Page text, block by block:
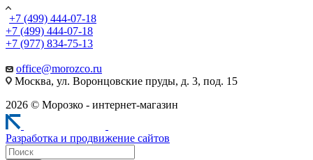
+7 (499) 444-07-18
+7 (499) 444-07-18
+7 (977) 834-75-13
office@morozco.ru
Москва, ул. Воронцовские пруды, д. 3, под. 15
2026 © Морозко - интернет-магазин
Разработка и продвижение сайтов